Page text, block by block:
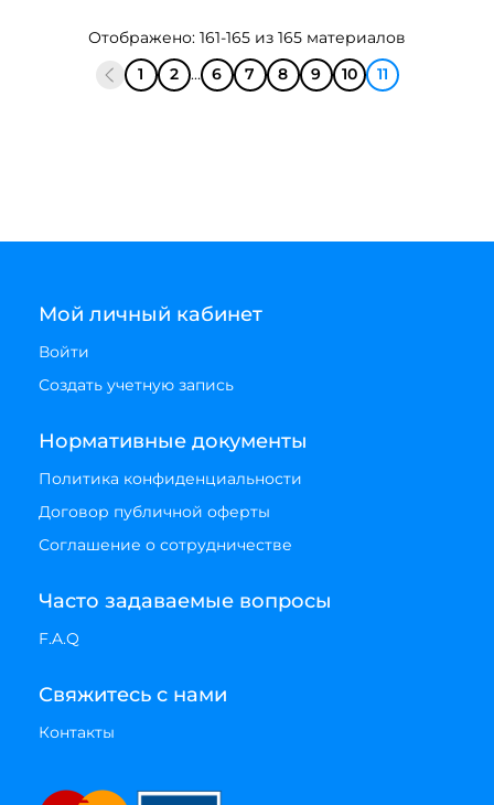
Отображено: 161-165 из 165 материалов
1
2 ... 6 7 8 9 10 11
Мой личный кабинет
Войти
Создать учетную запись
Нормативные документы
Политика конфиденциальности
Договор публичной оферты
Соглашение о сотрудничестве
Часто задаваемые вопросы
F.A.Q
Свяжитесь с нами
Контакты